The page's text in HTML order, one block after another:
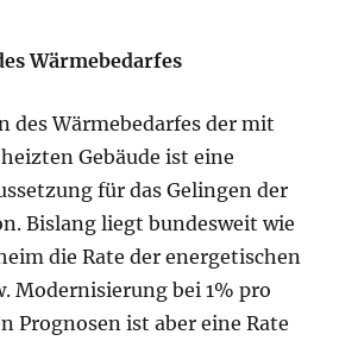
Wärmebedarfes
des Wärmebedarfes der mit
Gebäude ist eine
für das Gelingen der
Bislang liegt bundesweit wie
die Rate der energetischen
Modernisierung bei 1% pro
Prognosen ist aber eine Rate